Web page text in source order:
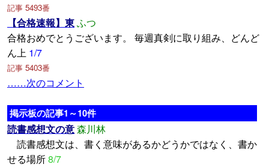
記事 5493番
【合格速報】東ふつ
合格おめでとうございます。 毎週真剣に取り組み、どんど
ん上 1/7
記事 5403番
……次のコメント
掲示板の記事1～10件
読書感想文の意森川林
読書感想文は、書く意味があるかどうかではなく、書か
せる場所8/7